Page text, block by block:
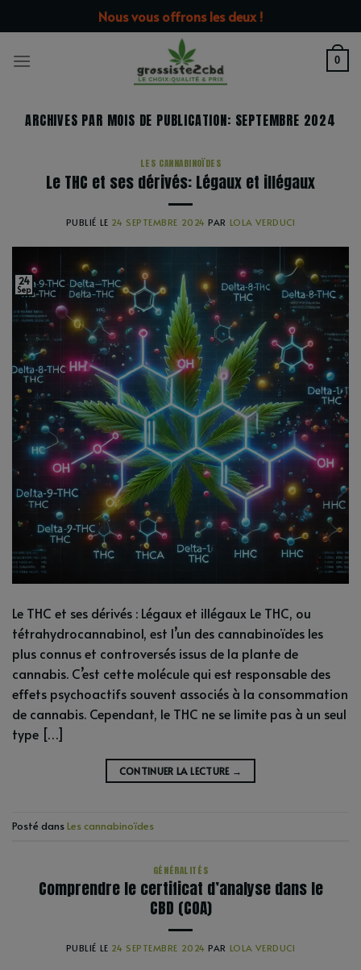
au
Nous vous offrons les deux !
0
ARCHIVES PAR MOIS DE PUBLICATION: SEPTEMBRE 2024
LES CANNABINOÏDES
Le THC et ses dérivés: Légaux et illégaux
PUBLIÉ LE 24 SEPTEMBRE 2024 PAR LOLA VERDUCI
24
Sep
Le THC et ses dérivés : Légaux et illégaux Le THC, ou
tétrahydrocannabinol, est l’un des cannabinoïdes les
plus connus et controversés issus de la plante de
cannabis. C’est cette molécule qui est responsable des
effets psychoactifs souvent associés à la consommation
de cannabis. Cependant, le THC ne se limite pas à un seul
type […]
CONTINUER LA LECTURE →
Posté dansLes cannabinoïdes
GÉNÉRALITÉS
Comprendre le certificat d’analyse dans le
CBD (COA)
PUBLIÉ LE 24 SEPTEMBRE 2024 PAR LOLA VERDUCI